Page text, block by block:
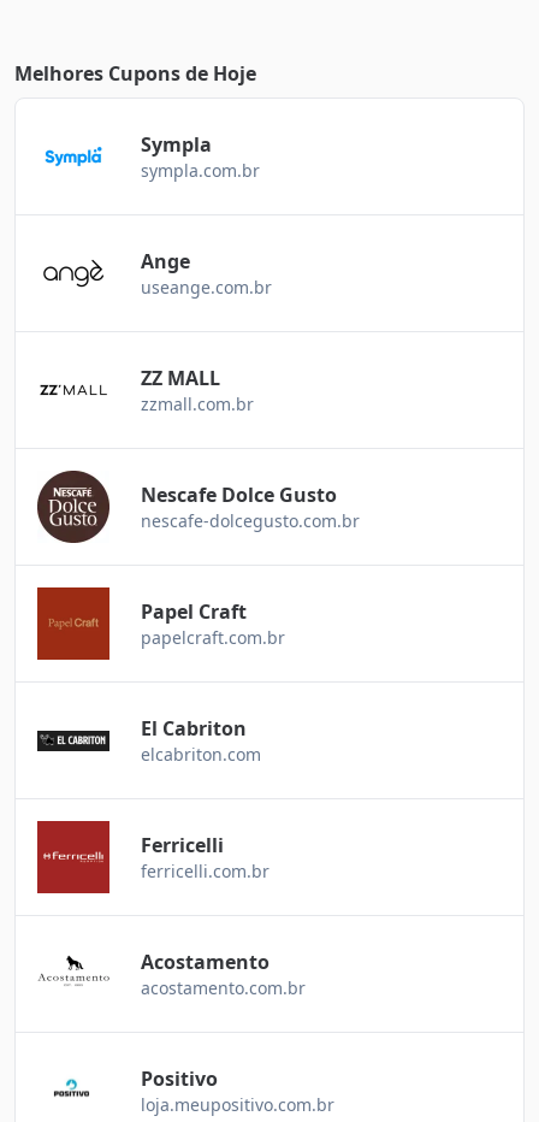
Melhores Cupons de Hoje
Sympla
sympla.com.br
Ange
useange.com.br
ZZ MALL
zzmall.com.br
Nescafe Dolce Gusto
nescafe-dolcegusto.com.br
Papel Craft
papelcraft.com.br
El Cabriton
elcabriton.com
Ferricelli
ferricelli.com.br
Acostamento
acostamento.com.br
Positivo
loja.meupositivo.com.br